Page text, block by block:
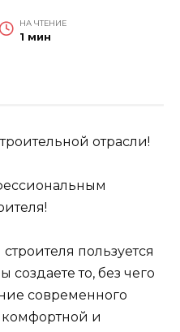
НА ЧТЕНИЕ
1 мин
отрасли!
пользуется
то, без чего
современного
комфортной и